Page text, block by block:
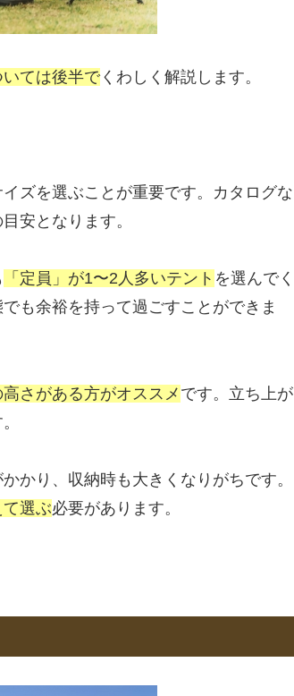
ては後半でくわしく解説します。
ズを選ぶことが重要です。カタログな
安となります。
「定員」が1〜2人多いテント を選んでく
も余裕を持って過ごすことができま
さがある方がオススメです。立ち上が
かり、収納時も大きくなりがちです。
選ぶ必要があります。